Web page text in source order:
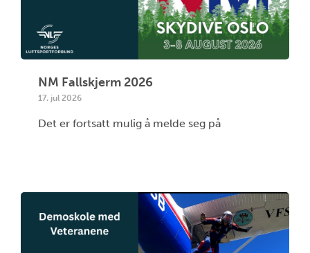
NM Fallskjerm 2026
17. jul 2026
Det er fortsatt mulig å melde seg på